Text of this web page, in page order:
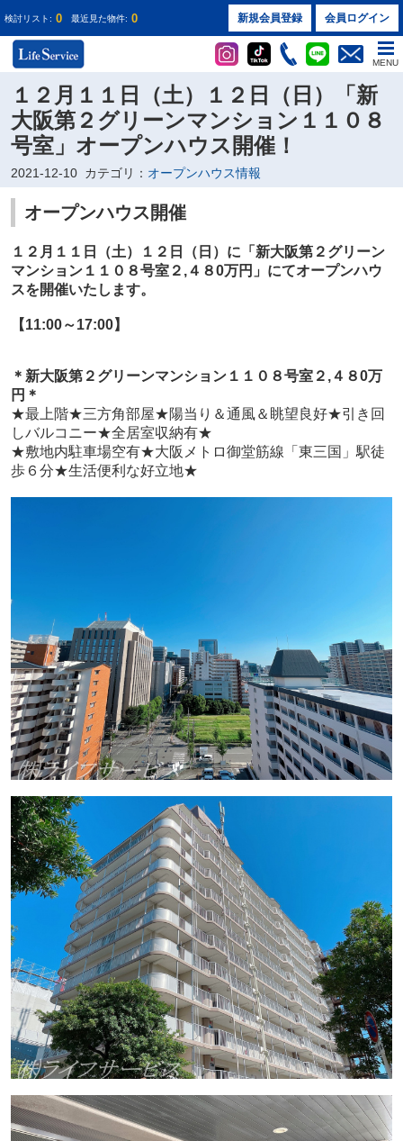
検討リスト: 0 最近見た物件: 0 新規会員登録 会員ログイン
MENU
１２月１１日（土）１２日（日）「新
大阪第２グリーンマンション１１０８
号室」オープンハウス開催！
2021-12-10 カテゴリ： オープンハウス情報
オープンハウス開催
１２月１１日（土）１２日（日）に 「新大阪第２グリーン
マンション１１０８号室２ ,４８0万円 」 にてオープンハウ
スを開催いたします。
【11:00～17:00】
＊ 新大阪第２グリーンマンション１１０８号室２ ,４８0万
円 ＊
★最上階★三方角部屋★陽当り＆通風＆眺望良好★引き回
しバルコニー★全居室収納有★
★敷地内駐車場空有★大阪メトロ御堂筋線「東三国」駅徒
歩６分★生活便利な好立地★